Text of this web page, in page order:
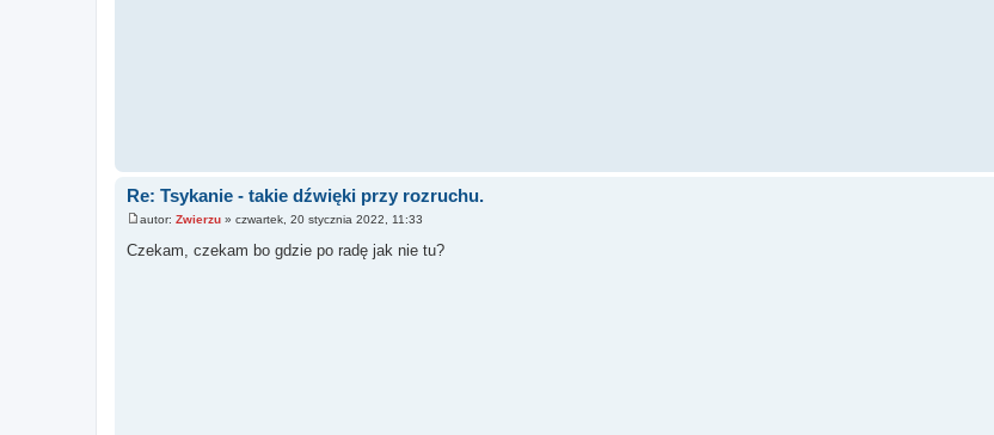
Re: Tsykanie - takie dźwięki przy rozruchu.
s
autor: Zwierzu » czwartek, 20 stycznia 2022, 11:33
Czekam, czekam bo gdzie po radę jak nie tu?